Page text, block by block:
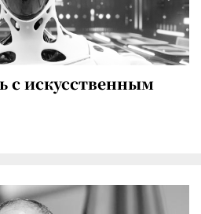
с искусственным